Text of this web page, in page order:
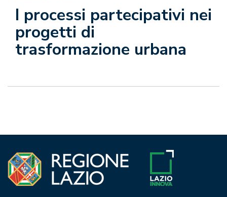
I processi partecipativi nei
progetti di
trasformazione urbana